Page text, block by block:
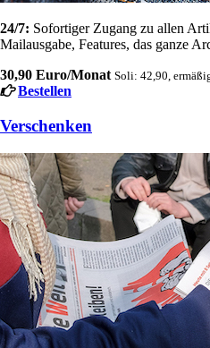
24/7: Sofortiger Zugang zu allen
Mailausgabe, Features, das ganze
30,90 Euro/Monat Soli: 42,90,
Bestellen
Verschenken